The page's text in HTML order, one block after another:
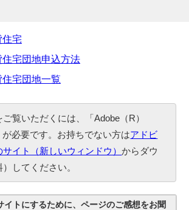
住宅
宅団地申込方法
宅団地一覧
覧いただくには、「Adobe（R）
が必要です。お持ちでない方はアドビ
サイト（新しいウィンドウ）からダウ
してください。
イトにするために、ページのご感想をお聞